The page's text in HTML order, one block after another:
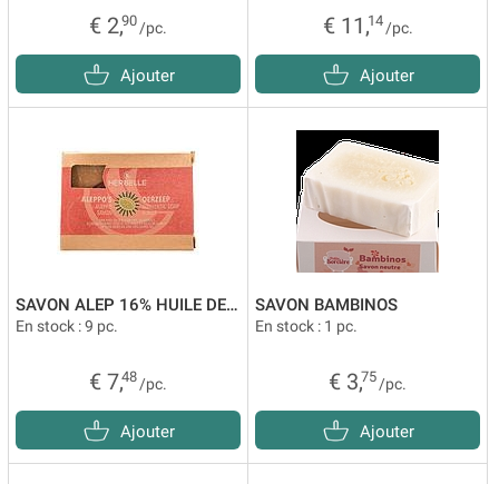
€ 2,90 /pc.
Ajouter
€ 11,14 /pc.
Ajouter
SAVON ALEP 16% HUILE DE LAURIER
En stock : 9 pc.
€ 7,48 /pc.
Ajouter
SAVON BAMBINOS
En stock : 1 pc.
€ 3,75 /pc.
Ajouter